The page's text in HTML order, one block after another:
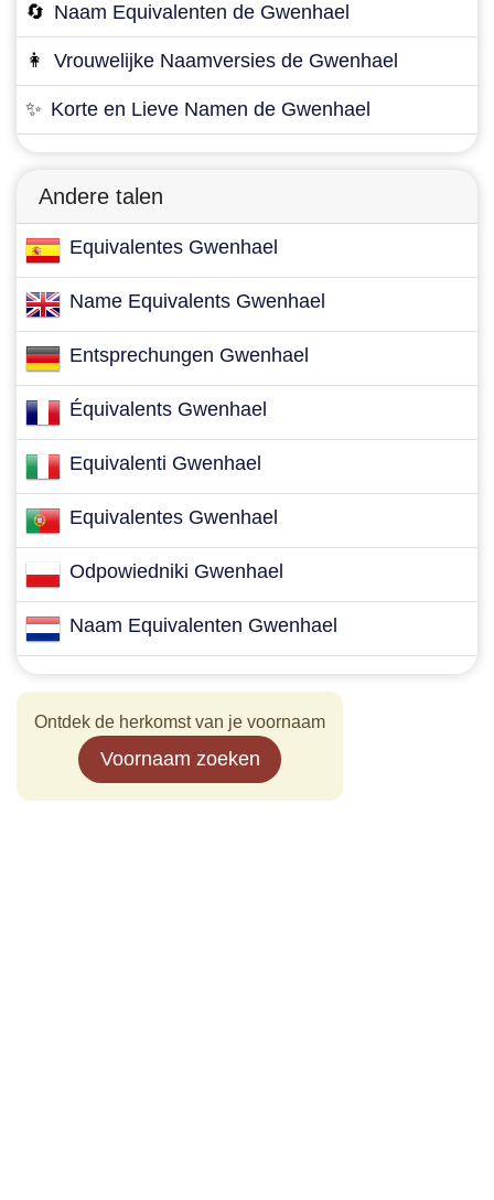
🔄 Naam Equivalenten de Gwenhael
👩 Vrouwelijke Naamversies de Gwenhael
✨ Korte en Lieve Namen de Gwenhael
Andere talen
Equivalentes Gwenhael
Name Equivalents Gwenhael
Entsprechungen Gwenhael
Équivalents Gwenhael
Equivalenti Gwenhael
Equivalentes Gwenhael
Odpowiedniki Gwenhael
Naam Equivalenten Gwenhael
Ontdek de herkomst van je voornaam
Voornaam zoeken